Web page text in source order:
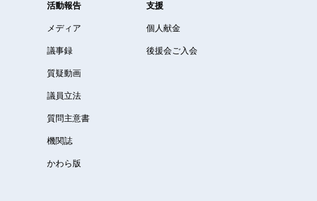
活動報告
メディア
議事録
質疑動画
議員立法
質問主意書
機関誌
かわら版
支援
個人献金
後援会ご入会